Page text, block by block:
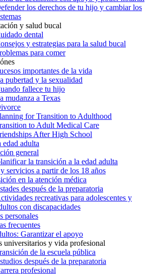
los derechos de tu hijo y cambiar los
y salud bucal
dental
y estrategias para la salud bucal
para comer
importantes de la vida
pubertad y la sexualidad
fallece tu hijo
mudanza a Texas
for Transition to Adulthood
to Adult Medical Care
After High School
edad adulta
general
la transición a la edad adulta
servicios a partir de los 18 años
en la atención médica
después de la preparatoria
recreativas para adolescentes y
con discapacidades
personales
frecuentes
Garantizar el apoyo
universitarios y vida profesional
de la escuela pública
después de la preparatoria
profesional